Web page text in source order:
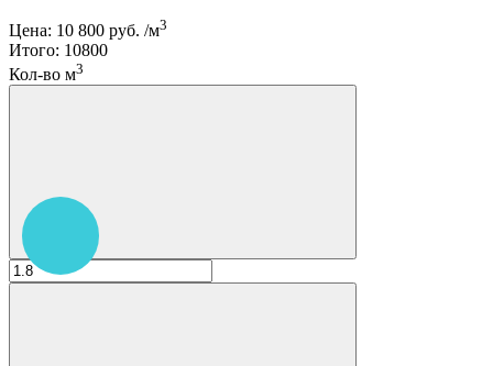
Цена: 10 800 руб. /м3
Итого: 10800
Кол-во м3